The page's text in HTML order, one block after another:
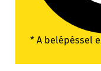
* A belépéssel